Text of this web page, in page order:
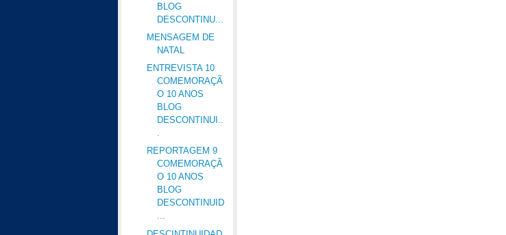
BLOG
DESCONTINU...
MENSAGEM DE
NATAL
ENTREVISTA 10
COMEMORAÇÃ
O 10 ANOS
BLOG
DESCONTINUI..
.
REPORTAGEM 9
COMEMORAÇÃ
O 10 ANOS
BLOG
DESCONTINUID
...